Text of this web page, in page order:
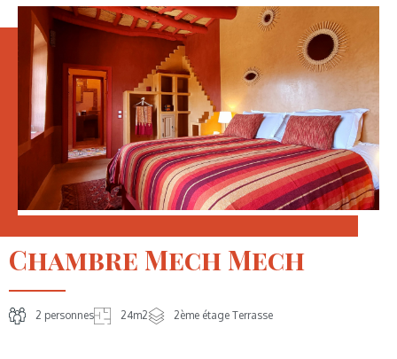
Chambre Mech Mech
2 personnes 24m2 2ème étage Terrasse